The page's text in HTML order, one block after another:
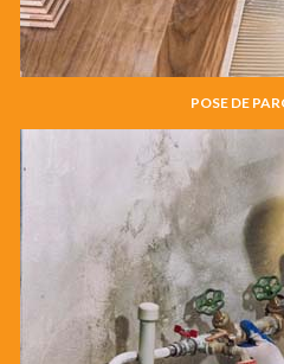
POSE DE